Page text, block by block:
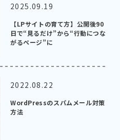
2025.09.19
【LPサイトの育て方】公開後90
日で“見るだけ”から“行動につな
がるページ”に
2022.08.22
WordPressのスパムメール対策
方法